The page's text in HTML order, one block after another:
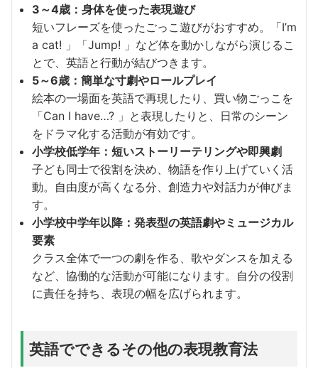
3～4歳：身体を使った表現遊び
短いフレーズを使ったごっこ遊びがおすすめ。「I’m
a cat! 」「Jump! 」など体を動かしながら演じるこ
とで、英語と行動が結びつきます。
5～6歳：簡単な寸劇やロールプレイ
絵本の一場面を英語で再現したり、買い物ごっこを
「Can I have…? 」と表現したりと、日常のシーン
をドラマ化する活動が有効です。
小学校低学年：短いストーリーテリングや即興劇
子ども同士で役割を決め、物語を作り上げていく活
動。自由度が高くなる分、創造力や対話力が伸びま
す。
小学校中学年以降：発表型の英語劇やミュージカル
要素
クラス全体で一つの劇を作る、歌やダンスを加える
など、協働的な活動が可能になります。自分の役割
に責任を持ち、表現の幅を広げられます。
英語でできるその他の表現教育法